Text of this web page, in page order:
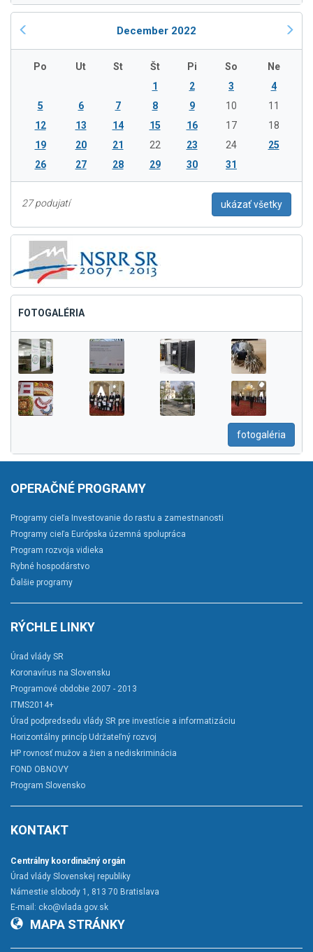
December 2022
Po Ut St Št Pi So
Ne
1
2 3
4
5
6 7 8 9 10
11
12
13 14 15 16 17
18
19
20 21 22 23 24
25
26
27 28 29 30 31
27 podujatí ukázať všetky
FOTOGALÉRIA
fotogaléria
OPERAČNÉ PROGRAMY
Programy cieľa Investovanie do rastu a zamestnanosti
Programy cieľa Európska územná spolupráca
Program rozvoja vidieka
Rybné hospodárstvo
Ďalšie programy
RÝCHLE LINKY
Úrad vlády SR
Koronavírus na Slovensku
Programové obdobie 2007 - 2013
ITMS2014+
Úrad podpredsedu vlády SR pre investície a informatizáciu
Horizontálny princíp Udržateľný rozvoj
HP rovnosť mužov a žien a nediskriminácia
FOND OBNOVY
Program Slovensko
KONTAKT
Centrálny koordinačný orgán
Úrad vlády Slovenskej republiky
Námestie slobody 1, 813 70 Bratislava
E-mail: cko@vlada.gov.sk
MAPA STRÁNKY